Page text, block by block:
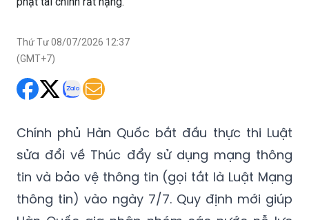
Thứ Tư 08/07/2026 12:37
Chính phủ Hàn Quốc bắt đầu thực thi Luật
tin và bảo vệ thông tin (gọi tắt là Luật Mạng
thông tin) vào ngày 7/7. Quy định mới giúp
Hàn Quốc gia nhập nhóm các nước nỗ lực
ngăn chặn tin giả vốn gây hậu quả nghiêm